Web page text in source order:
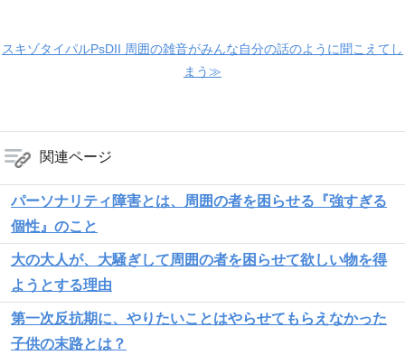
スキゾタイパルPsDII 周囲の雑音がみんな自分の話のように聞こえてし
まう≫
関連ページ
パーソナリティ障害とは、周囲の者を困らせる『強すぎる
個性』のこと
大の大人が、大騒ぎして周囲の者を困らせて欲しい物を得
ようとする理由
第一次反抗期に、やりたいことはやらせてもらえなかった
子供の末路とは？